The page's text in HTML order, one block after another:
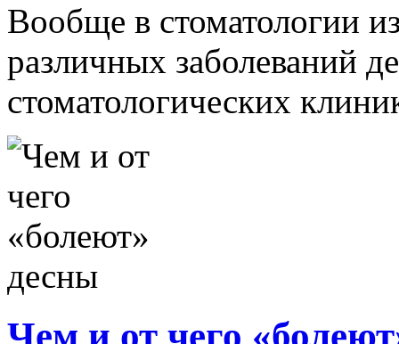
Вообще в стоматологии
различных заболеваний
стоматологических
Чем и от чего